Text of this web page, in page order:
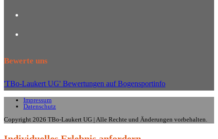
tab
a
tab
Bewerte uns
'TBo-Laukert UG' Bewertungen auf Bogensportinfo
Impressum
Datenschutz
Copyright 2026 TBo-Laukert UG | Alle Rechte und Änderungen vorbehalten.